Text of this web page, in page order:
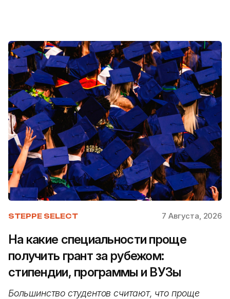
STEPPE SELECT 7 Августа, 2026
На какие специальности проще
получить грант за рубежом:
стипендии, программы и ВУЗы
Большинство студентов считают, что проще